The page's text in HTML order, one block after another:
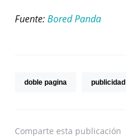
Fuente:Bored Panda
doble pagina publicidad
Comparte esta publicación